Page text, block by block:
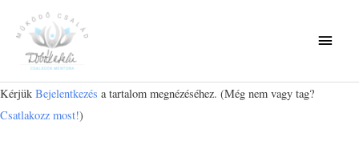
Kérjük Bejelentkezés a tartalom megnézéséhez. (Még nem vagy tag?
Csatlakozz most!)